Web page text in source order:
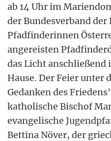
ab 14 Uhr im
der Bundesverband
Pfadfinderinnen
angereisten
das Licht
Hause. Der Feier unter
Gedanken des
katholische Bischof
evangelische
Bettina Növer, der